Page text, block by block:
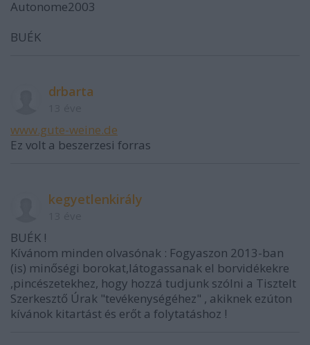
Autonome2003
BUÉK
drbarta
www.gute-weine.de
Ez volt a beszerzesi forras
kegyetlenkirály
BUÉK !
Kívánom minden olvasónak : Fogyaszon 2013-ban
(is) minőségi borokat,látogassanak el borvidékekre
,pincészetekhez, hogy hozzá tudjunk szólni a Tisztelt
Szerkesztő Úrak "tevékenységéhez" , akiknek ezúton
kívánok kitartást és erőt a folytatáshoz !